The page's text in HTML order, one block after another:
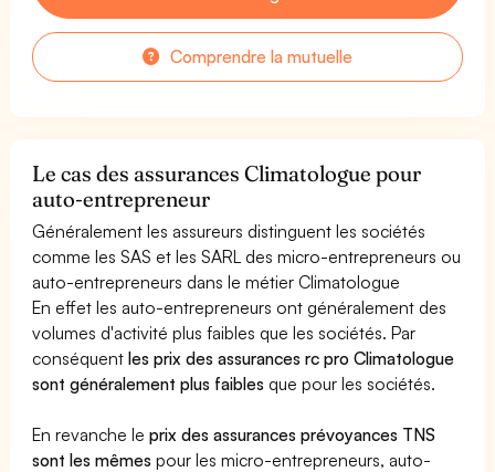
Comprendre la mutuelle
Le cas des assurances Climatologue pour
auto-entrepreneur
Généralement les assureurs distinguent les sociétés
comme les SAS et les SARL des micro-entrepreneurs ou
auto-entrepreneurs dans le métier Climatologue
En effet les auto-entrepreneurs ont généralement des
volumes d'activité plus faibles que les sociétés. Par
conséquentles prix des assurances rc pro Climatologue
sont généralement plus faibles que pour les sociétés.
En revanche leprix des assurances prévoyances TNS
sont les mêmes pour les micro-entrepreneurs, auto-